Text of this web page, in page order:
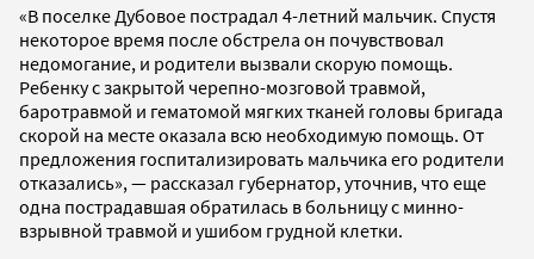
«В поселке Дубовое пострадал 4-летний мальчик. Спустя
некоторое время после обстрела он почувствовал
недомогание, и родители вызвали скорую помощь.
Ребенку с закрытой черепно-мозговой травмой,
баротравмой и гематомой мягких тканей головы бригада
скорой на месте оказала всю необходимую помощь. От
предложения госпитализировать мальчика его родители
отказались», — рассказал губернатор, уточнив, что еще
одна пострадавшая обратилась в больницу с минно-
взрывной травмой и ушибом грудной клетки.